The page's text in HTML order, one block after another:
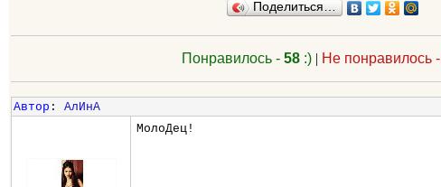
Поделиться…
Понравилось - 58:)| Не понравилось -
Автор :АлИнА
МолоДец!